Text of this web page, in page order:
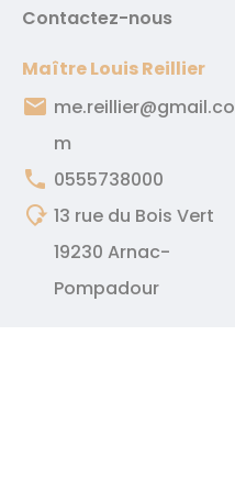
Contactez-nous
Maître Louis Reillier
email me.reillier@gmail.co
m
phone 0555738000
mode_of_travel 13 rue du Bois Vert
19230 Arnac-
Pompadour